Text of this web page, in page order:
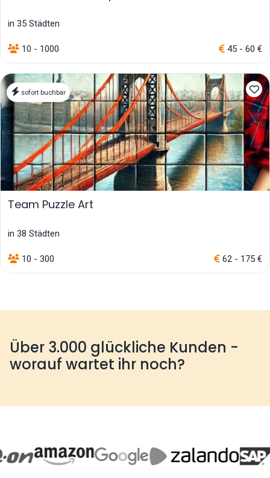
in 35 Städten
10 - 1000 45 - 60 €
sofort buchbar
Team Puzzle Art
in 38 Städten
10 - 300 62 - 175 €
Über 3.000 glückliche Kunden -
worauf wartet ihr noch?